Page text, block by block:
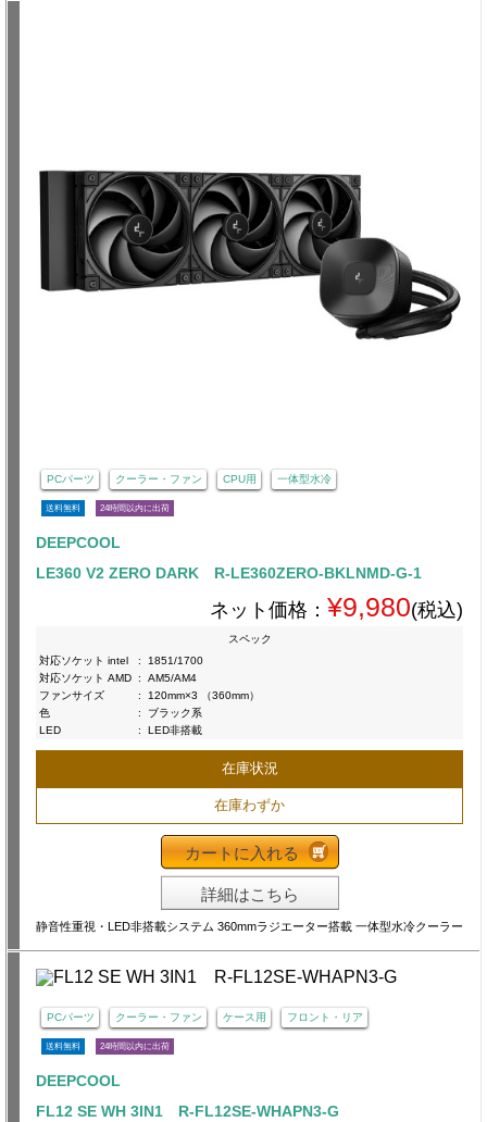
PCパーツ クーラー・ファン CPU用 一体型水冷
送料無料 24時間以内に出荷
DEEPCOOL
LE360 V2 ZERO DARK R-LE360ZERO-BKLNMD-G-1
ネット価格： ¥9,980(税込)
スペック
対応ソケット intel
:
1851/1700
対応ソケット AMD :
AM5/AM4
ファンサイズ
:
120mm×3 （360mm）
色
:
ブラック系
LED
: LED非搭載
在庫状況
在庫わずか
カートに入れる
詳細はこちら
静音性重視・LED非搭載システム 360mmラジエーター搭載 一体型水冷クーラー
PCパーツ クーラー・ファン ケース用 フロント・リア
送料無料 24時間以内に出荷
DEEPCOOL
FL12 SE WH 3IN1 R-FL12SE-WHAPN3-G